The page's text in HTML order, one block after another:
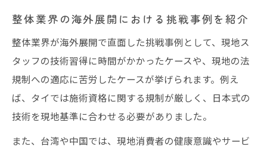
整体業界の海外展開における挑戦事例を紹介
整体業界が海外展開で直面した挑戦事例として、現地ス
タッフの技術習得に時間がかかったケースや、現地の法
規制への適応に苦労したケースが挙げられます。例え
ば、タイでは施術資格に関する規制が厳しく、日本式の
技術を現地基準に合わせる必要がありました。
また、台湾や中国では、現地消費者の健康意識やサービ